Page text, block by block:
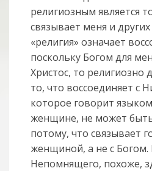
религиозным является
связывает меня и
«религия» означает
поскольку Богом для
Христос, то религиозно
то, что воссоединяет с
которое говорит
женщине, не может
потому, что связывает
женщиной, а не с Богом.
Непомнящего, похоже,